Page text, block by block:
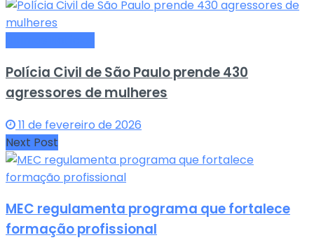
Polícia Civil de São Paulo prende 430
agressores de mulheres
11 de fevereiro de 2026
Next Post
MEC regulamenta programa que fortalece
formação profissional